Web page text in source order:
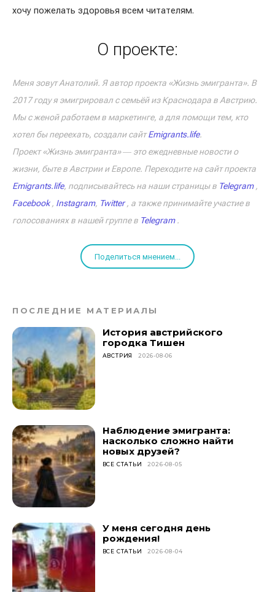
хочу пожелать здоровья всем читателям.
О проекте:
Меня зовут Анатолий. Я автор проекта «Жизнь эмигранта». В
2017 году я эмигрировал с семьёй из Краснодара в Австрию.
Мы с женой работаем в маркетинге, а для помощи тем, кто
хотел бы переехать, создали сайтEmigrants.life.
Проект «Жизнь эмигранта» ― это ежедневные новости о
жизни, быте в Австрии и Европе. Переходите на сайт проекта
Emigrants.life, подписывайтесь на наши страницы в Telegram,
Facebook, Instagram, Twitter, а также принимайте участие в
голосованиях в нашей группе в Telegram.
Поделиться мнением...
ПОСЛЕДНИЕ МАТЕРИАЛЫ
История австрийского
городка Тишен
АВСТРИЯ 2026-08-06
Наблюдение эмигранта:
насколько сложно найти
новых друзей?
ВСЕ СТАТЬИ 2026-08-05
У меня сегодня день
рождения!
ВСЕ СТАТЬИ 2026-08-04